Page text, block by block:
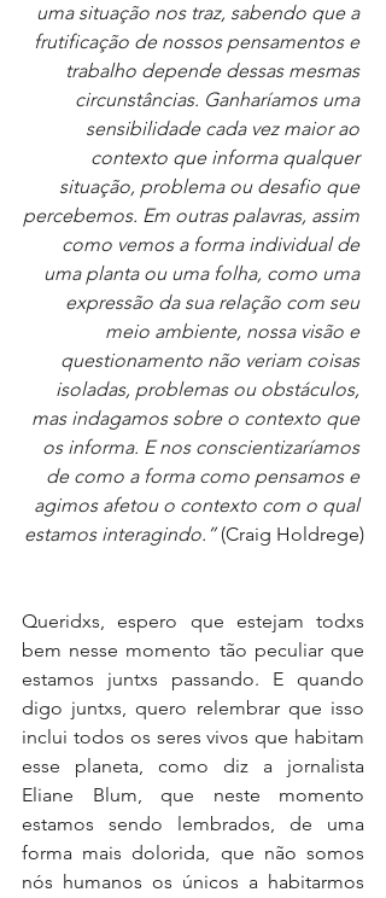
uma situação nos traz, sabendo que a
frutificação de nossos pensamentos e
trabalho depende dessas mesmas
circunstâncias. Ganharíamos uma
sensibilidade cada vez maior ao
contexto que informa qualquer
situação, problema ou desafio que
percebemos. Em outras palavras, assim
como vemos a forma individual de
uma planta ou uma folha, como uma
expressão da sua relação com seu
meio ambiente, nossa visão e
questionamento não veriam coisas
isoladas, problemas ou obstáculos,
mas indagamos sobre o contexto que
os informa. E nos conscientizaríamos
de como a forma como pensamos e
agimos afetou o contexto com o qual
estamos interagindo.” (Craig Holdrege)
Queridxs, espero que estejam todxs
bem nesse momento tão peculiar que
estamos juntxs passando. E quando
digo juntxs, quero relembrar que isso
inclui todos os seres vivos que habitam
esse planeta, como diz a jornalista
Eliane Blum, que neste momento
estamos sendo lembrados, de uma
forma mais dolorida, que não somos
nós humanos os únicos a habitarmos